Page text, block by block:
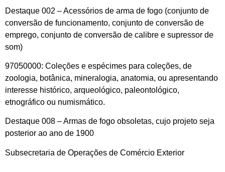
Destaque 002 – Acessórios de arma de fogo (conjunto de
conversão de funcionamento, conjunto de conversão de
emprego, conjunto de conversão de calibre e supressor de
som)
97050000: Coleções e espécimes para coleções, de
zoologia, botânica, mineralogia, anatomia, ou apresentando
interesse histórico, arqueológico, paleontológico,
etnográfico ou numismático.
Destaque 008 – Armas de fogo obsoletas, cujo projeto seja
posterior ao ano de 1900
Subsecretaria de Operações de Comércio Exterior